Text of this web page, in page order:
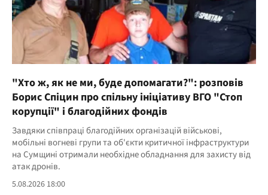
"Хто ж, як не ми, буде допомагати?": розповів
Борис Спіцин про спільну ініціативу ВГО "Стоп
корупції" і благодійних фондів
Завдяки співпраці благодійних організацій військові,
мобільні вогневі групи та об'єкти критичної інфраструктури
на Сумщині отримали необхідне обладнання для захисту від
атак дронів.
5.08.2026 18:00